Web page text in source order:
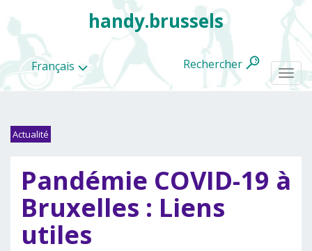
Français
handy.brussels
Rechercher
Actualité
Pandémie COVID-19 à
Bruxelles : Liens
utiles
les
categories